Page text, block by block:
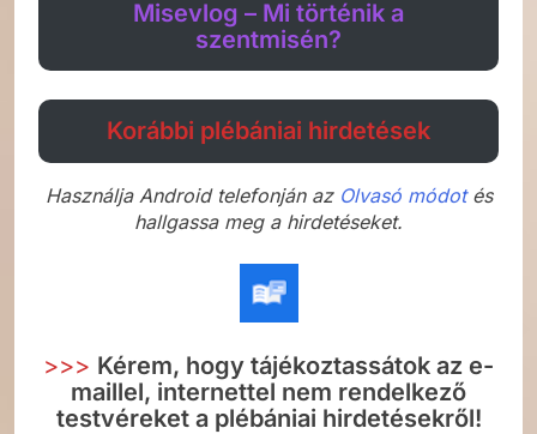
Misevlog – Mi történik a
szentmisén?
Korábbi plébániai hirdetések
Használja Android telefonján az Olvasó módotés
hallgassa meg a hirdetéseket.
>>> Kérem, hogy tájékoztassátok az e-
maillel, internettel nem rendelkező
testvéreket a plébániai hirdetésekről!